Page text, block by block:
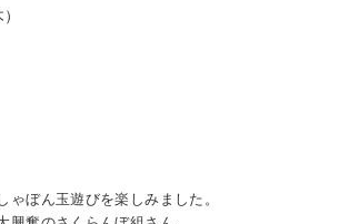
ゃぼん玉遊びを楽しみました。